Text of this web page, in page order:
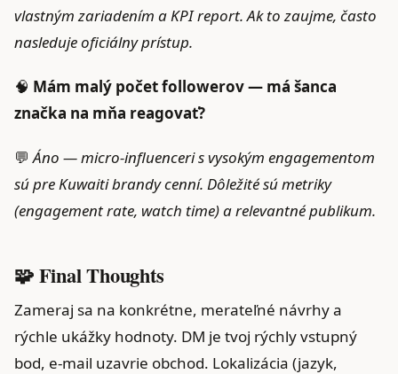
vlastným zariadením a KPI report. Ak to zaujme, často
nasleduje oficiálny prístup.
🧠 Mám malý počet followerov — má šanca
značka na mňa reagovať?
💬Áno — micro‑influenceri s vysokým engagementom
sú pre Kuwaiti brandy cenní. Dôležité sú metriky
(engagement rate, watch time) a relevantné publikum.
🧩 Final Thoughts
Zameraj sa na konkrétne, merateľné návrhy a
rýchle ukážky hodnoty. DM je tvoj rýchly vstupný
bod, e‑mail uzavrie obchod. Lokalizácia (jazyk,